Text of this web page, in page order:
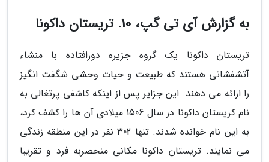
به گزارش آی تی گپ، 10. تریستان داکونا
تریستان داکونا یک گروه جزیره دورافتاده با منشاء
آتشفشانی هستند که طبیعت و حیات وحشی شگفت انگیز
را ارائه می دهند. این جزایر پس از اینکه کاشفی پرتغالی به
نام کریستان داکونا در سال 1506 میلادی آن ها را کشف کرد،
به این نام خوانده شدند. تنها 302 نفر در این منطقه زندگی
می نمایند. تریستان داکونا مکانی منحصربه فرد و تقریبا